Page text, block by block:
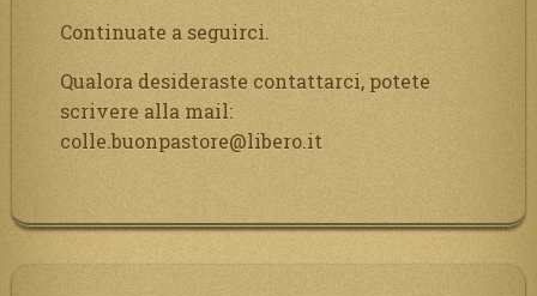
Continuate a seguirci.
Qualora desideraste contattarci, potete
scrivere alla mail:
colle.buonpastore@libero.it